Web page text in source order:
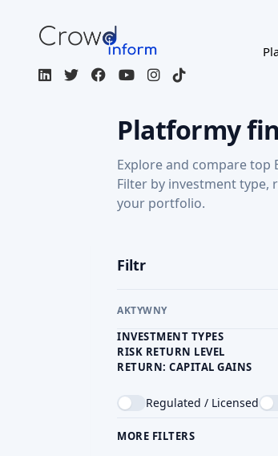
Platformy
Explore and compare
Filter by investment
your portfolio.
Filtr
AKTYWNY
INVESTMENT TYPES
RISK RETURN LEVEL
RETURN: CAPITAL GAINS
Regulated / Licensed
MORE FILTERS